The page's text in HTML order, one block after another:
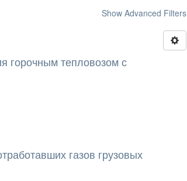
Show Advanced Filters
горочным тепловозом с
газов грузовых